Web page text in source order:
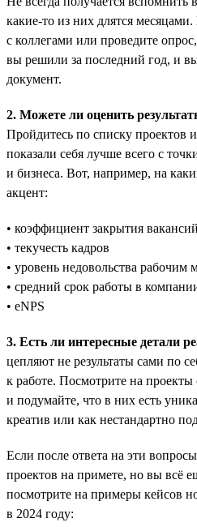
какие-то из них длятся
с коллегами или проведите
вы решили за последний год, и
документ.
2. Можете ли оценить
Пройдитесь по списку проектов
показали себя лучше всего с
и бизнеса. Вот, например, на
акцент:
• коэффициент закрытия вакансий
• текучесть кадров
• уровень недовольства рабочим
• средний срок работы в
• eNPS
3. Есть ли интересные детали
цепляют не результаты сами по
к работе. Посмотрите на
и подумайте, что в них есть
креатив или как нестандартно
Если после ответа на эти
проектов на примете, но вы всё
посмотрите на примеры кейсов
в 2024 году: